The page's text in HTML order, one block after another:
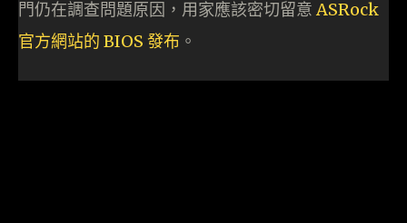
門仍在調查問題原因，用家應該密切留意ASRock
官方網站的 BIOS 發布 。